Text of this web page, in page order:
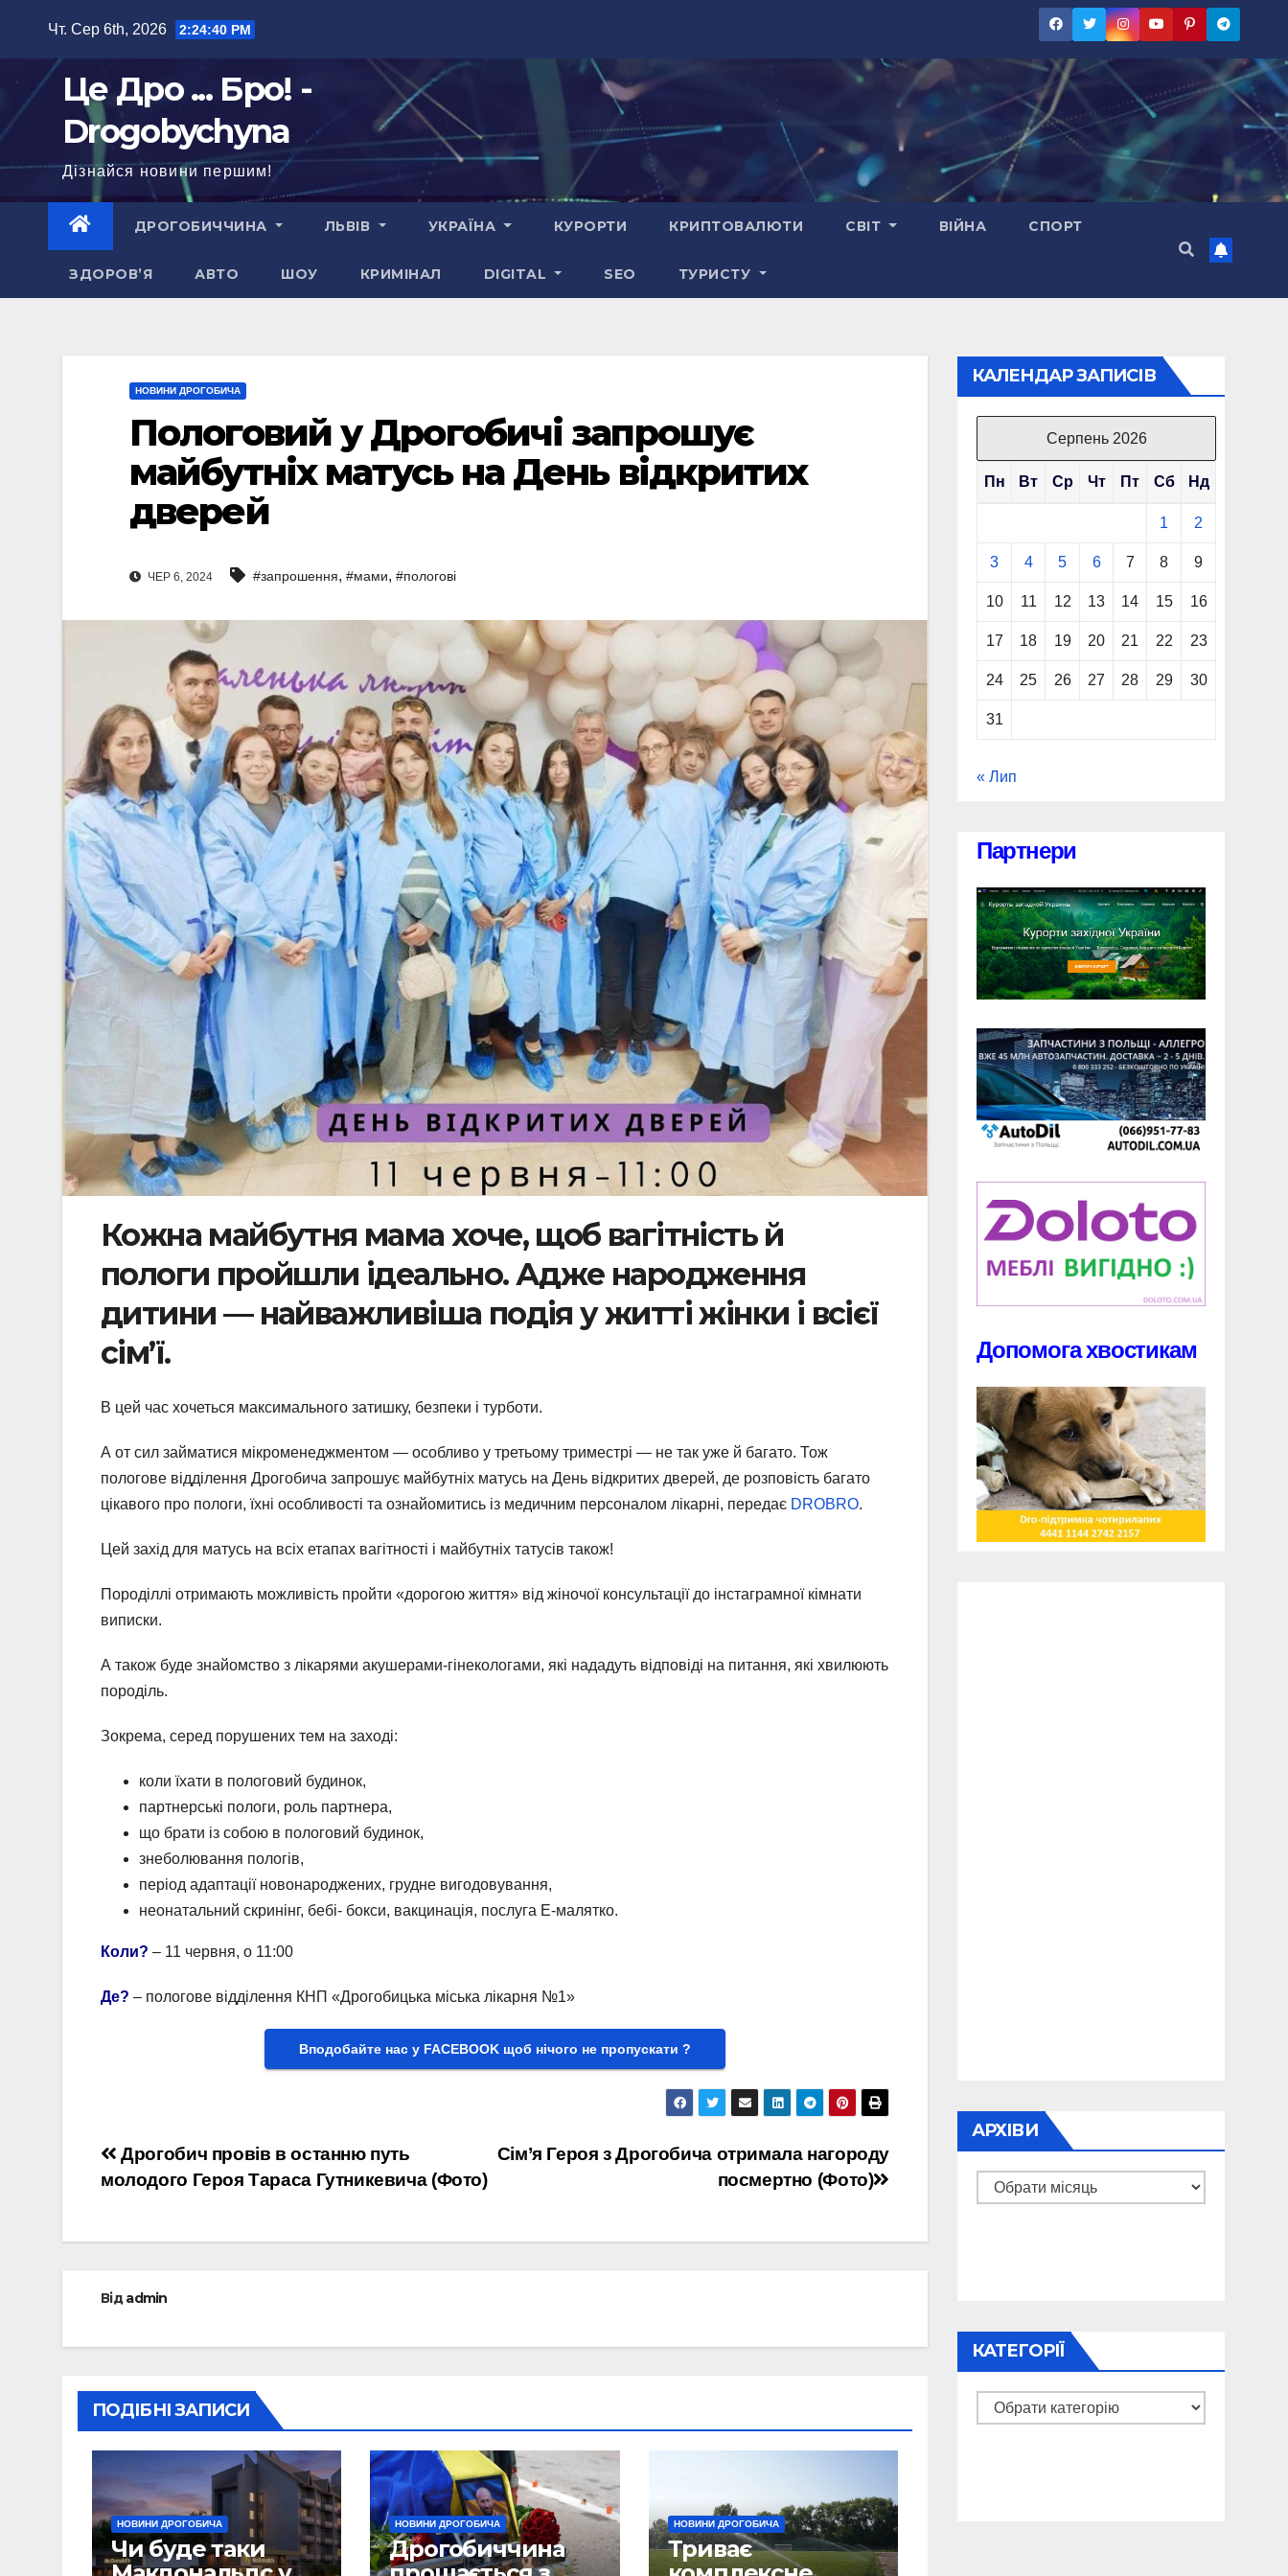
Чт. Сер 6th, 2026 2:24:41 PM
Це Дро ... Бро! -
Drogobychyna
Дізнайся новини першим!
ДРОГОБИЧЧИНА ЛЬВІВ УКРАЇНА КУРОРТИ КРИПТОВАЛЮТИ СВІТ ВІЙНА СПОРТ
ЗДОРОВ’Я АВТО ШОУ КРИМІНАЛ DIGITAL SEO ТУРИСТУ
НОВИНИ ДРОГОБИЧА
Пологовий у Дрогобичі запрошує
майбутніх матусь на День відкритих
дверей
ЧЕР 6, 2024 #запрошення, #мами, #пологові
Кожна майбутня мама хоче, щоб вагітність й
пологи пройшли ідеально. Адже народження
дитини — найважливіша подія у житті жінки і всієї
сім’ї.
В цей час хочеться максимального затишку, безпеки і турботи.
А от сил займатися мікроменеджментом — особливо у третьому триместрі — не так уже й багато. Тож
пологове відділення Дрогобича запрошує майбутніх матусь на День відкритих дверей, де розповість багато
цікавого про пологи, їхні особливості та ознайомитись із медичним персоналом лікарні, передає DROBRO.
Цей захід для матусь на всіх етапах вагітності і майбутніх татусів також!
Породіллі отримають можливість пройти «дорогою життя» від жіночої консультації до інстаграмної кімнати
виписки.
А також буде знайомство з лікарями акушерами-гінекологами, які нададуть відповіді на питання, які хвилюють
породіль.
Зокрема, серед порушених тем на заході:
коли їхати в пологовий будинок,
партнерські пологи, роль партнера,
що брати із собою в пологовий будинок,
знеболювання пологів,
період адаптації новонароджених, грудне вигодовування,
неонатальний скринінг, бебі- бокси, вакцинація, послуга Е-малятко.
Коли? – 11 червня, о 11:00
Де? – пологове відділення КНП «Дрогобицька міська лікарня №1»
Вподобайте нас у FACEBOOK щоб нічого не пропускати ?
Навігація
записів
Сім’я Героя з Дрогобича отримала нагороду
посмертно (Фото)
Дрогобич провів в останню путь
молодого Героя Тараса Гутникевича (Фото)
Відadmin
ПОДІБНІ ЗАПИСИ
НОВИНИ ДРОГОБИЧА
Чи буде таки
НОВИНИ ДРОГОБИЧА
Дрогобиччина
НОВИНИ ДРОГОБИЧА
Триває
КАЛЕНДАР ЗАПИСІВ
Серпень 2026
Пн Вт Ср Чт Пт Сб Нд
1 2
3 4 5 6 7 8 9
10 11 12 13 14 15 16
17 18 19 20 21 22 23
24 25 26 27 28 29 30
31
« Лип
Партнери
Допомога хвостикам
АРХІВИ
Архіви
КАТЕГОРІЇ
Категорії